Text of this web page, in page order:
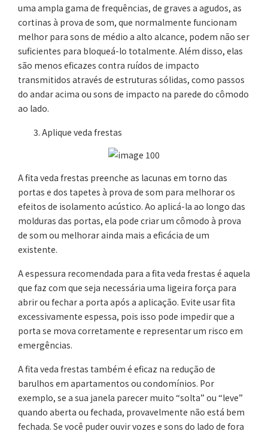
uma ampla gama de frequências, de graves a agudos, as
cortinas à prova de som, que normalmente funcionam
melhor para sons de médio a alto alcance, podem não ser
suficientes para bloqueá-lo totalmente. Além disso, elas
são menos eficazes contra ruídos de impacto
transmitidos através de estruturas sólidas, como passos
do andar acima ou sons de impacto na parede do cômodo
ao lado.
Aplique veda frestas
A fita veda frestas preenche as lacunas em torno das
portas e dos tapetes à prova de som para melhorar os
efeitos de isolamento acústico. Ao aplicá-la ao longo das
molduras das portas, ela pode criar um cômodo à prova
de som ou melhorar ainda mais a eficácia de um
existente.
A espessura recomendada para a fita veda frestas é aquela
que faz com que seja necessária uma ligeira força para
abrir ou fechar a porta após a aplicação. Evite usar fita
excessivamente espessa, pois isso pode impedir que a
porta se mova corretamente e representar um risco em
emergências.
A fita veda frestas também é eficaz na redução de
barulhos em apartamentos ou condomínios. Por
exemplo, se a sua janela parecer muito “solta” ou “leve”
quando aberta ou fechada, provavelmente não está bem
fechada. Se você puder ouvir vozes e sons do lado de fora